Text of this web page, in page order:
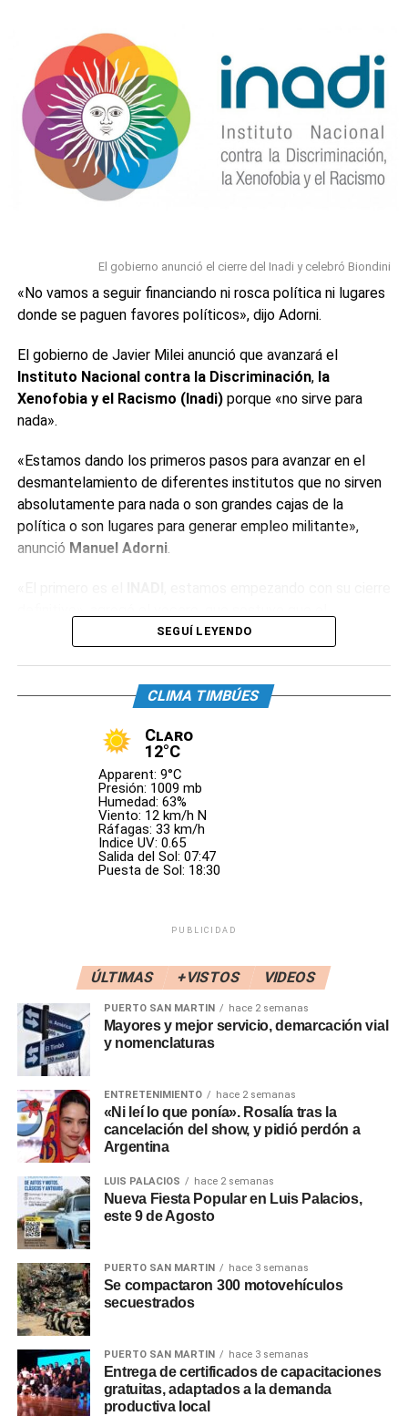
mirando los números todo el tiempo».A su vez, Luis
Caputo había confirmado que utilizaba los datos de bot de
Jumbo en un reportaje con Jonatan Viale en TN el pasado.
«El Jumbo BOT dice que la inflación de precios en abril dio
negativo», había dicho entusiasmado.
0 0
El gobierno anunció el cierre del Inadi y celebró Biondini
«No vamos a seguir financiando ni rosca política ni lugares
donde se paguen favores políticos», dijo Adorni.
El gobierno de Javier Milei anunció que avanzará el
Instituto Nacional contra la Discriminación, la
Xenofobia y el Racismo (Inadi)porque «no sirve para
nada».
«Estamos dando los primeros pasos para avanzar en el
desmantelamiento de diferentes institutos que no sirven
absolutamente para nada o son grandes cajas de la
política o son lugares para generar empleo militante»,
anunció Manuel Adorni.
organismo «tiene alrededor de 400 empleados y decenas
idoneidad», reconoció.
El dirigente neonazi Alejandro Biondini
«La primera medida con la que estoy de acuerdo. Hasta
INADIsólo había servido para perseguir al
Nacionalismo y otras expresiones. Era una herramienta
para coartar la libertad de opinión en forma arbitraria y
selectiva. Me alegra que lo desmantelen», dijo
, que será la encargada del desmantelamiento.
«No vamos a seguir financiando ni rosca política ni lugares
donde se paguen favores políticos, ni donde hayan
decenas o cientos de puestos jerárquicos que no suman
nada», insistióAdorni. «Hay un sin fin de institutos que el
Presidente está decidido a cerrar o desmantelar», agregó.
«Los trámites burocráticos no siempre son tan sencillos,
lamentablemente la burocracia pone algunos límites. Nos
encantaría que el INADI esté cerrado hoy, pero no se
puede», continuó el vocero en conferencia de prensa.
Adorniexplicó que el cierre de organismos «en algunos
será por decreto, en otros bastará con la decisión de cada
ministro». Respecto a los posibles despidos,
que «empleado que esté de más no tiene razón de ser
que un argentino abone su sueldo con sus impuestos».
SEGUÍ LEYENDO
CLIMA TIMBÚES
Claro
12°C
Apparent: 9°C
Presión: 1009 mb
Humedad: 63%
Viento: 12 km/h N
Ráfagas: 33 km/h
Indice UV: 0.65
Salida del Sol: 07:47
Puesta de Sol: 18:30
PUBLICIDAD
ÚLTIMAS +VISTOS VIDEOS
PUERTO SAN MARTIN hace 2 semanas
Mayores y mejor servicio, demarcación vial
y nomenclaturas
ENTRETENIMIENTO hace 2 semanas
«Ni leí lo que ponía». Rosalía tras la
cancelación del show, y pidió perdón a
Argentina
LUIS PALACIOS hace 2 semanas
Nueva Fiesta Popular en Luis Palacios,
este 9 de Agosto
PUERTO SAN MARTIN hace 3 semanas
Se compactaron 300 motovehículos
secuestrados
PUERTO SAN MARTIN hace 3 semanas
Entrega de certificados de capacitaciones
gratuitas, adaptados a la demanda
productiva local